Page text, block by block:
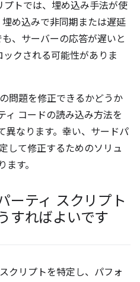
プトでは、埋め込み手法が使
め込みで非同期または遅延
、サーバーの応答が遅いと
ックされる可能性がありま
問題を修正できるかどうか
ィ コードの読み込み方法を
異なります。幸い、サードパ
して修正するためのソリュ
す。
ーティ スクリプト
すればよいです
クリプトを特定し、パフォ